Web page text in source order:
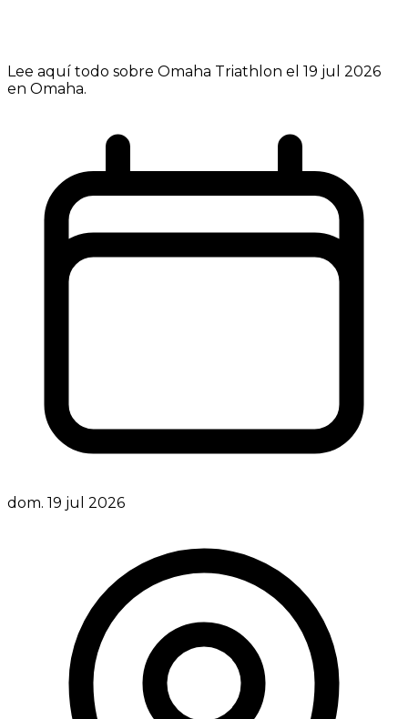
Lee aquí todo sobre Omaha Triathlon el 19 jul 2026
en Omaha.
dom. 19 jul 2026